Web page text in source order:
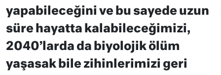
yapabileceğini ve bu sayede uzun
süre hayatta kalabileceğimizi,
2040’larda da biyolojik ölüm
yaşasak bile zihinlerimizi geri